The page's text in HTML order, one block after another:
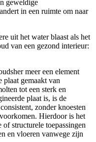
geweldige
in een ruimte om naar
uit het water blaast als het
van een gezond interieur:
meer een element
plaat gemaakt van
tot een sterk en
plaat is, is de
zonder knoesten
Hierdoor is het
structurele toepassingen
en vloeren vanwege zijn